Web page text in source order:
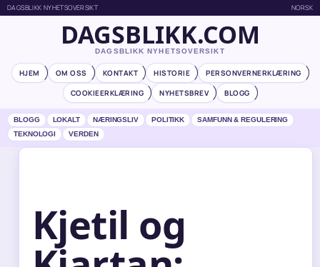
DAGSBLIKK NYHETSOVERSIKT NORSK
DAGSBLIKK.COM
DAGSBLIKK NYHETSOVERSIKT
HJEM OM OSS KONTAKT HISTORIE
PERSONVERNERKLÆRING
COOKIEERKLÆRING
NYHETSBREV BLOGG
BLOGG LOKALT NÆRINGSLIV POLITIKK
SAMFUNN & REGULERING
TEKNOLOGI
VERDEN
Kjetil og